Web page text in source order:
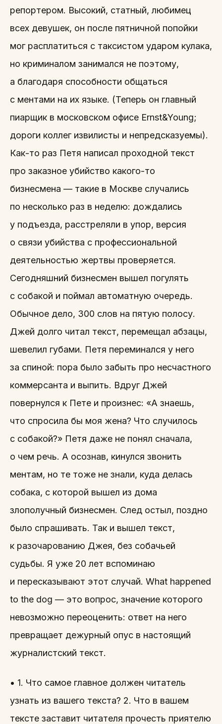
репортером. Высокий, статный, любимец
всех девушек, он после пятничной попойки
мог расплатиться с таксистом ударом кулака,
но криминалом занимался не поэтому,
а благодаря способности общаться
с ментами на их языке. (Теперь он главный
пиарщик в московском офисе Ernst&Young;
дороги коллег извилисты и непредсказуемы).
Как-то раз Петя написал проходной текст
про заказное убийство какого-то
бизнесмена — такие в Москве случались
по несколько раз в неделю: дождались
у подъезда, расстреляли в упор, версия
о связи убийства с профессиональной
деятельностью жертвы проверяется.
Сегодняшний бизнесмен вышел погулять
с собакой и поймал автоматную очередь.
Обычное дело, 300 слов на пятую полосу.
Джей долго читал текст, перемещал абзацы,
шевелил губами. Петя переминался у него
за спиной: пора было забыть про несчастного
коммерсанта и выпить. Вдруг Джей
повернулся к Пете и произнес: «А знаешь,
что спросила бы моя жена? Что случилось
с собакой?» Петя даже не понял сначала,
о чем речь. А осознав, кинулся звонить
ментам, но те тоже не знали, куда делась
собака, с которой вышел из дома
злополучный бизнесмен. След остыл, поздно
было спрашивать. Так и вышел текст,
к разочарованию Джея, без собачьей
судьбы. Я уже 20 лет вспоминаю
и пересказывают этот случай. What happened
to the dog — это вопрос, значение которого
невозможно переоценить: ответ на него
превращает дежурный опус в настоящий
журналистский текст.
• 1. Что самое главное должен читатель
узнать из вашего текста? 2. Что в вашем
тексте заставит читателя прочесть приятелю